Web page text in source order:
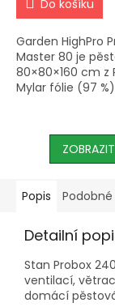
Do košíku
Garden HighPro
Master 80 je
80×80×160 cm z
Mylar fólie (97
přítahovými, 3
Popis
Detailní
Stan Probox
ventilací,
domácí